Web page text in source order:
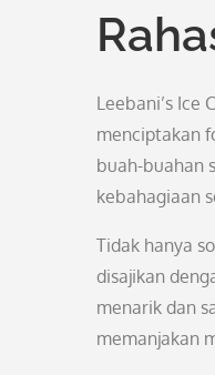
Leebani’s
menciptakan
buah-buahan
kebahagiaan
Tidak hanya
disajikan
menarik dan
memanjakan